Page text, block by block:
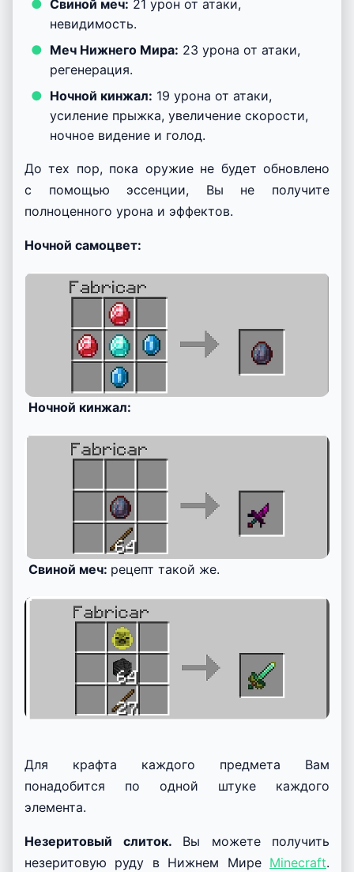
Свиной меч: 21 урон от атаки,
невидимость.
Меч Нижнего Мира: 23 урона от атаки,
регенерация.
Ночной кинжал: 19 урона от атаки,
усиление прыжка, увеличение скорости,
ночное видение и голод.
До тех пор, пока оружие не будет обновлено
с помощью эссенции, Вы не получите
полноценного урона и эффектов.
Ночной самоцвет:
Ночной кинжал:
Свиной меч: рецепт такой же.
Для крафта каждого предмета Вам
понадобится по одной штуке каждого
элемента.
Незеритовый слиток. Вы можете получить
незеритовую руду в Нижнем Мире Minecraft.